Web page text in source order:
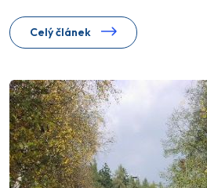
Celý článek